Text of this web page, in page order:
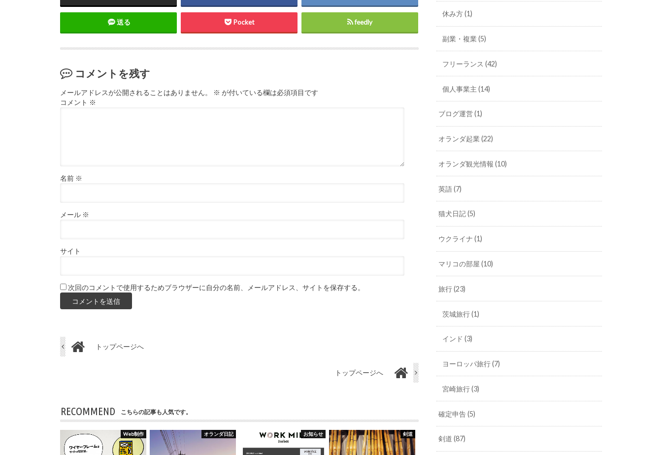
送る Pocket feedly
コメントを残す
メールアドレスが公開されることはありません。 ※ が付いている欄は必須項目です
コメント ※
名前 ※
メール ※
サイト
次回のコメントで使用するためブラウザーに自分の名前、メールアドレス、サイトを保存する。
トップページへ
トップページへ
RECOMMEND こちらの記事も人気です。
Web制作 オランダ日記 お知らせ 剣道
休み方(1)
副業・複業 (5)
フリーランス (42)
個人事業主 (14)
ブログ運営(1)
オランダ起業(22)
オランダ観光情報(10)
英語(7)
猫犬日記(5)
ウクライナ(1)
マリコの部屋(10)
旅行(23)
茨城旅行(1)
インド (3)
ヨーロッパ旅行(7)
宮崎旅行(3)
確定申告(5)
剣道(87)